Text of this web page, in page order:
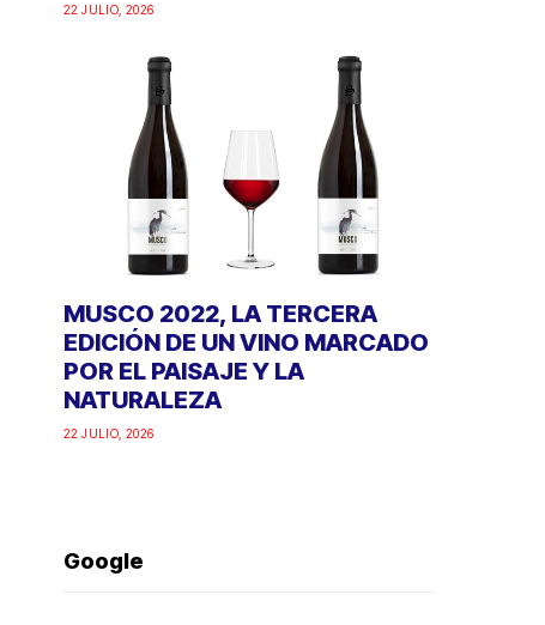
22 JULIO, 2026
MUSCO 2022, LA TERCERA
EDICIÓN DE UN VINO MARCADO
POR EL PAISAJE Y LA
NATURALEZA
22 JULIO, 2026
Google